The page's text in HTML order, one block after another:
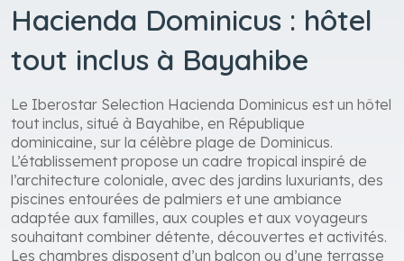
Hacienda Dominicus : hôtel
tout inclus à Bayahibe
Le Iberostar Selection Hacienda Dominicus est un hôtel
tout inclus, situé à Bayahibe, en République
dominicaine, sur la célèbre plage de Dominicus.
L’établissement propose un cadre tropical inspiré de
l’architecture coloniale, avec des jardins luxuriants, des
piscines entourées de palmiers et une ambiance
adaptée aux familles, aux couples et aux voyageurs
souhaitant combiner détente, découvertes et activités.
Les chambres disposent d’un balcon ou d’une terrasse